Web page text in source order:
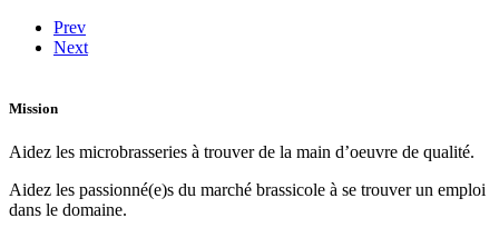
Prev
Next
Mission
Aidez les microbrasseries à trouver de la main d’oeuvre de qualité.
Aidez les passionné(e)s du marché brassicole à se trouver un emploi
dans le domaine.